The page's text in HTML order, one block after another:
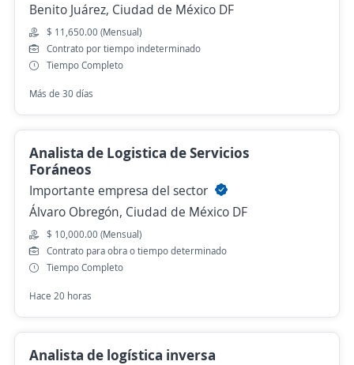
Benito Juárez, Ciudad de México DF
$ 11,650.00 (Mensual)
Contrato por tiempo indeterminado
Tiempo Completo
Más de 30 días
Analista de Logistica de Servicios
Foráneos
Importante empresa del sector
Álvaro Obregón, Ciudad de México DF
$ 10,000.00 (Mensual)
Contrato para obra o tiempo determinado
Tiempo Completo
Hace 20 horas
Analista de logística inversa